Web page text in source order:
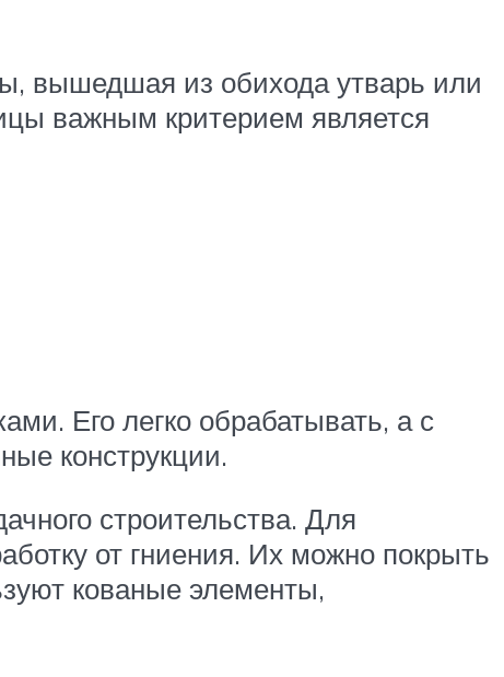
вышедшая из обихода утварь или
важным критерием является
Его легко обрабатывать, а с
конструкции.
строительства. Для
от гниения. Их можно покрыть
кованые элементы,